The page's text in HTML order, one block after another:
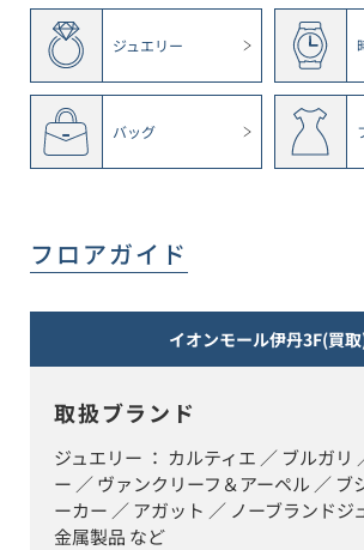
ジュエリー
バッグ
フロアガイド
イオンモール伊丹3F(買
取扱ブランド
ジュエリー ： カルティエ ／ ブルガリ
ー ／ ヴァンクリーフ＆アーペル ／ ブ
ーカー ／ アガット ／ ノーブランドジ
金属製品 など